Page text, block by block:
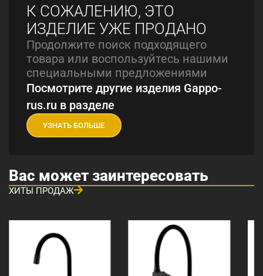
К СОЖАЛЕНИЮ, ЭТО
ИЗДЕЛИЕ УЖЕ ПРОДАНО
Продолжите поиск подходящего
товара или воспользуйтесь нашими
специальными предложениями
Посмотрите другие изделия Gappo-
rus.ru в разделе
УЗНАТЬ БОЛЬШЕ
Вас может заинтересовать
ХИТЫ ПРОДАЖ